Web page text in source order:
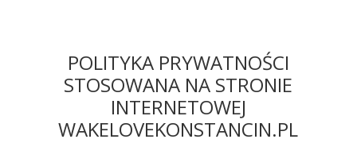
POLITYKA PRYWATNOŚCI
STOSOWANA NA STRONIE
INTERNETOWEJ
WAKELOVEKONSTANCIN.PL